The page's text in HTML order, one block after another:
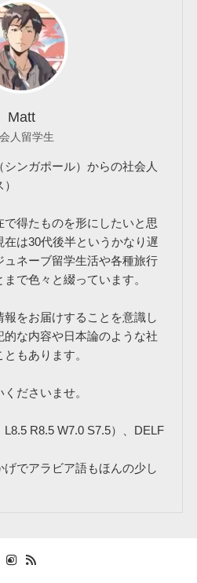
Matt
人留学生
ンガポール）からの社会人
得たものを形にしたいと思
は30代後半というかなり遅
ュネーブ留学生活や各種旅行
で色々と綴っています。
をお届けすることを意識し
な内容や日本論のような社
もあります。
ださいませ。
R8.5 W7.0 S7.5）、DELF
でアラビア語もほんの少し